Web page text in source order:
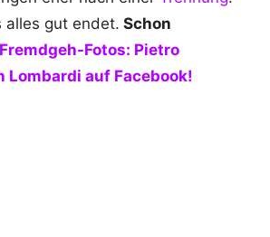
alles gut endet. Schon
Fotos: Pietro
Lombardi auf Facebook!